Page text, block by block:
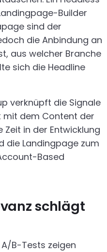
Builder
sind der
die Anbindung an
aus welcher Branche
sich die Headline
verknüpft die Signale
mit dem Content der
Zeit in der Entwicklung
die Landingpage zum
Based
schlägt
A/B-Tests zeigen